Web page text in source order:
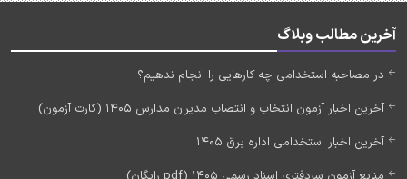
آخرین مطالب وبلاگ
در مصاحبه استخدامی چه کارهایی را انجام ندهیم؟
آخرین اخبار آزمون انتخاب و انتصاب مدیران مدارس 1405 (کارت آزمون)
آخرین اخبار استخدامی اداره برق 1405